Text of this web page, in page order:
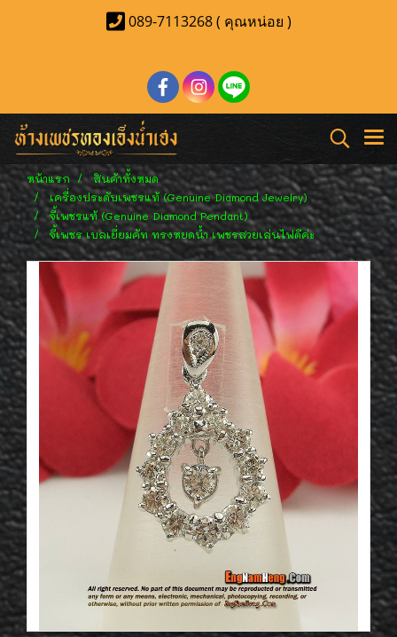
089-7113268 ( คุณหน่อย )
หน้าแรก
สินค้าทั้งหมด
เครื่องประดับเพชรแท้ (Genuine Diamond Jewelry)
จี้เพชรแท้ (Genuine Diamond Pendant)
จี้เพชร เบลเยี่ยมคัท ทรงหยดน้ำ เพชรสวยเล่นไฟดีค่ะ